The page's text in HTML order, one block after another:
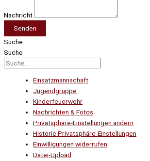
Nachricht
Senden
Suche
Suche
Einsatzmannschaft
Jugendgruppe
Kinderfeuerwehr
Nachrichten & Fotos
Privatsphäre-Einstellungen ändern
Historie Privatsphäre-Einstellungen
Einwilligungen widerrufen
Datei-Upload